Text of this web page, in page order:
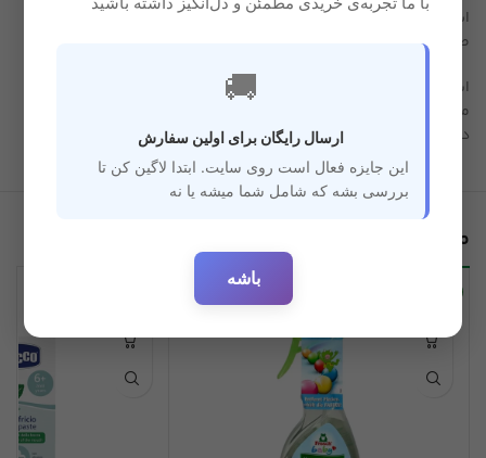
اشکال و تصاویر گوناگونی مثل آدمک، حیوانات، وسایل نقلیه، اشیا و
طرح‌های خلاقانه دیگر بسازد.
این بازی علاوه بر سرگرم کردن کودک، باعث رشد ذهنی و تقویت
مهارت‌های شناختی می‌شود و می‌تواند جایگزین مناسبی برای بازی‌های
دیجیتال و وقت‌گیر باشد.
محصولات مرتبط
🚚
ارسال رایگان برای اولین سفارش
این جایزه فعال است روی سایت. ابتدا لاگین کن تا
بررسی بشه که شامل شما میشه یا نه
باشه